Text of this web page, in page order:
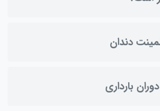
دندان
بارداری